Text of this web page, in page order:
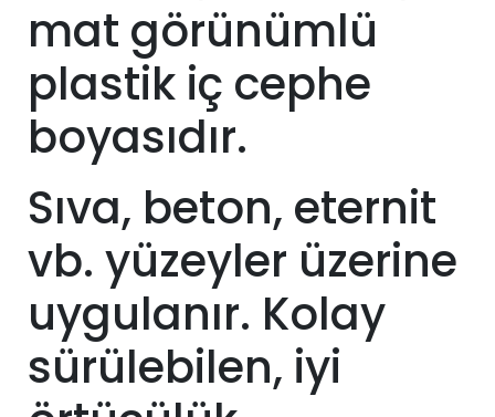
mat görünümlü
plastik iç cephe
boyasıdır.
Sıva, beton, eternit
vb. yüzeyler üzerine
uygulanır. Kolay
sürülebilen, iyi